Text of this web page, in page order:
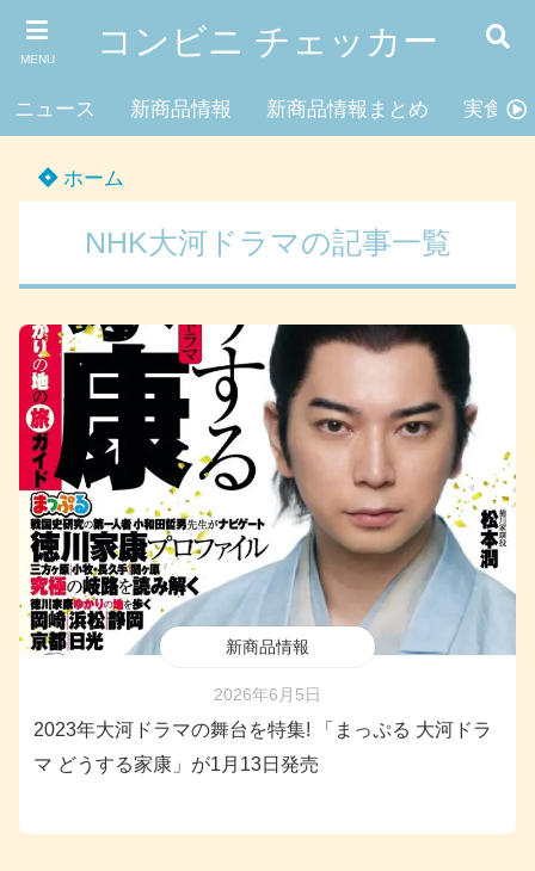
MENU コンビニ チェッカー
ニュース 新商品情報 新商品情報まとめ 実食レ
ホーム
NHK大河ドラマの記事一覧
新商品情報
2026年6月5日
2023年大河ドラマの舞台を特集! 「まっぷる 大河ドラ
マ どうする家康」が1月13日発売